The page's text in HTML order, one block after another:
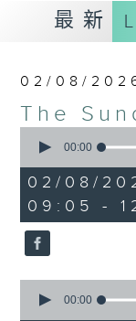
beyond.
live
events in
designed
eclectic
最新
02/08/
The
seconds
2
hours,
45
minutes,
0
seconds
00:00
02/08/
09:05 -
seconds
00:00